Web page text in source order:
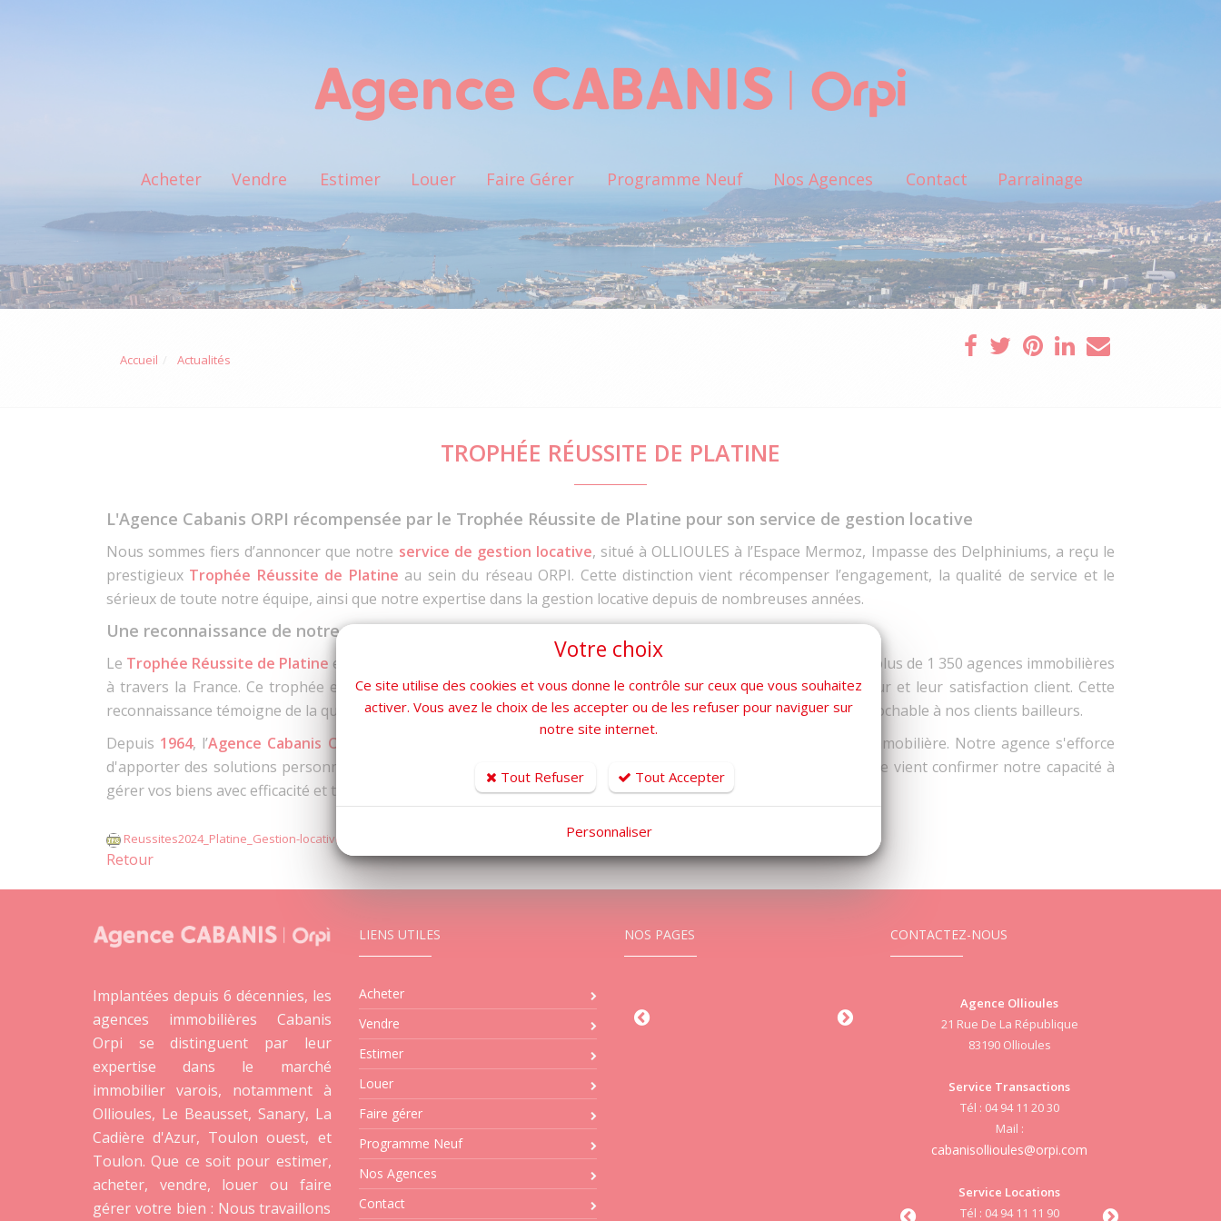
Acheter Vendre Estimer Louer Faire Gérer Programme Neuf Nos Agences Contact Parrainage
Accueil Actualités
TROPHÉE RÉUSSITE DE PLATINE
L'Agence Cabanis ORPI récompensée par le Trophée Réussite de Platine pour son service de gestion locative
Nous sommes fiers d’annoncer que notre service de gestion locative, situé à OLLIOULES à l’Espace Mermoz, Impasse des Delphiniums, a reçu le
prestigieux Trophée Réussite de Platine au sein du réseau ORPI. Cette distinction vient récompenser l’engagement, la qualité de service et le
sérieux de toute notre équipe, ainsi que notre expertise dans la gestion locative depuis de nombreuses années.
Une reconnaissance de notre excellence au sein du réseau ORPI
Le Trophée Réussite de Platine est l’une des plus hautes distinctions décernées par le réseau ORPI, qui compte plus de 1 350 agences immobilières
à travers la France. Ce trophée est attribué aux agences qui se démarquent par leur performance, leur rigueur et leur satisfaction client. Cette
reconnaissance témoigne de la qualité de notre travail et de notre engagement constant à offrir un service irréprochable à nos clients bailleurs.
Depuis 1964, l’Agence Cabanis ORPI
se distingue par sa solide expérience et son expertise dans la gestion immobilière. Notre agence s'efforce
d'apporter des solutions personnalisées et adaptées aux besoins spécifiques de chaque propriétaire. Ce trophée vient confirmer notre capacité à
gérer vos biens avec efficacité et transparence.
Reussites2024_Platine_Gestion-locative.jpg
Retour
Implantées depuis 6 décennies, les
agences immobilières Cabanis
Orpi se distinguent par leur
expertise dans le marché
immobilier varois, notamment à
Ollioules, Le Beausset, Sanary, La
Cadière d'Azur, Toulon ouest, et
Toulon. Que ce soit pour estimer,
acheter, vendre, louer ou faire
gérer votre bien : Nous travaillons
LIENS UTILES
Acheter
Vendre
Estimer
Louer
Faire gérer
Programme Neuf
Nos Agences
Contact
NOS PAGES CONTACTEZ-NOUS
21 Rue De La République
Agence Ollioules
(Gestion & Location)
212 Chemin Des Delphiniums
83190 Ollioules
Service Transactions
Tél : 04 94 11 11 90
cabanisgestion@orpi.com
Votre choix
Ce site utilise des cookies et vous donne le contrôle sur ceux que vous souhaitez
activer. Vous avez le choix de les accepter ou de les refuser pour naviguer sur
notre site internet.
Tout Refuser Tout Accepter
Personnaliser